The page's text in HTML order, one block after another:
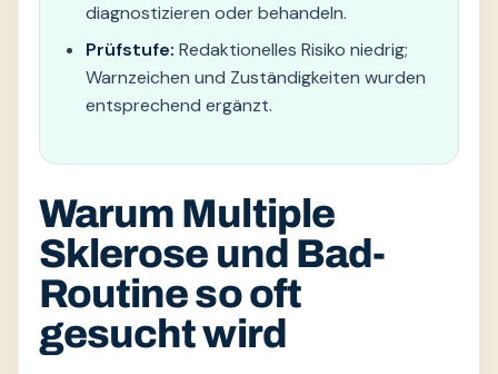
diagnostizieren oder behandeln.
Prüfstufe: Redaktionelles Risiko niedrig;
Warnzeichen und Zuständigkeiten wurden
entsprechend ergänzt.
Warum Multiple
Sklerose und Bad-
Routine so oft
gesucht wird